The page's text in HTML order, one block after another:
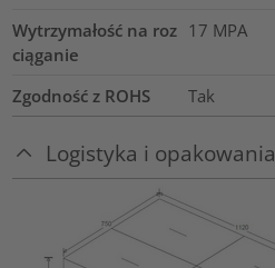
Wytrzymałość na roz
ciąganie
17 MPA
Zgodność z ROHS Tak
Logistyka i opakowania